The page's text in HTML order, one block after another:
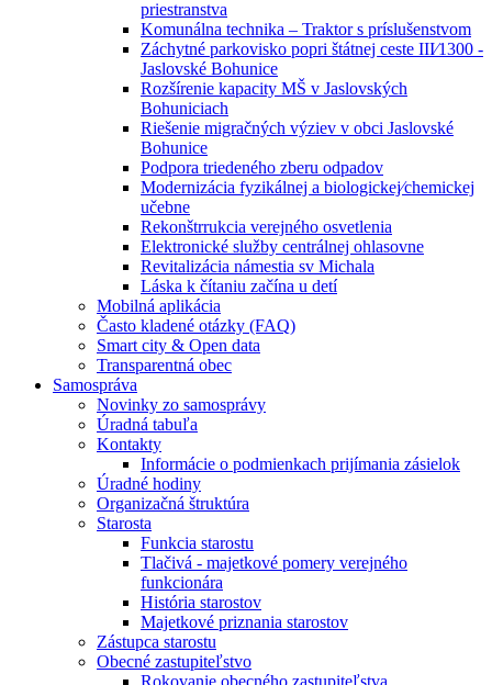
priestranstva
Komunálna technika – Traktor s príslušenstvom
Záchytné parkovisko popri štátnej ceste III⁄1300 -
Jaslovské Bohunice
Rozšírenie kapacity MŠ v Jaslovských
Bohuniciach
Riešenie migračných výziev v obci Jaslovské
Bohunice
Podpora triedeného zberu odpadov
Modernizácia fyzikálnej a biologickej⁄chemickej
učebne
Rekonštrrukcia verejného osvetlenia
Elektronické služby centrálnej ohlasovne
Revitalizácia námestia sv Michala
Láska k čítaniu začína u detí
Mobilná aplikácia
Často kladené otázky (FAQ)
Smart city & Open data
Transparentná obec
Samospráva
Novinky zo samosprávy
Úradná tabuľa
Kontakty
Informácie o podmienkach prijímania zásielok
Úradné hodiny
Organizačná štruktúra
Starosta
Funkcia starostu
Tlačivá - majetkové pomery verejného
funkcionára
História starostov
Majetkové priznania starostov
Zástupca starostu
Obecné zastupiteľstvo
Rokovanie obecného zastupiteľstva